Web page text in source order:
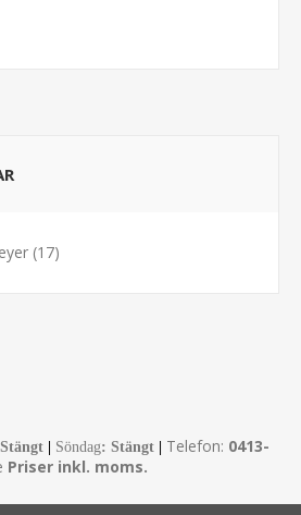
(17)
Söndag: Stängt Telefon: 0413-
Priser inkl. moms.